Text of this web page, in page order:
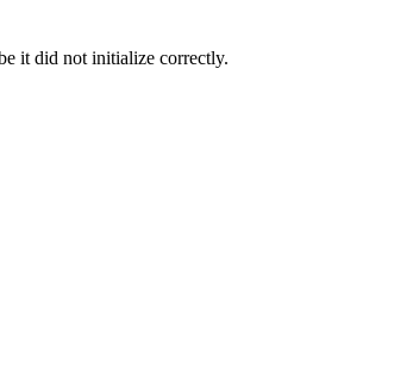
it did not initialize correctly.